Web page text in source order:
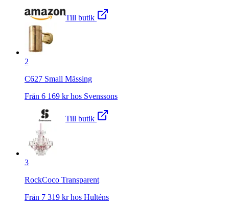
Till butik
2
C627 Small Mässing
Från 6 169 kr hos Svenssons
Till butik
3
RockCoco Transparent
Från 7 319 kr hos Hulténs